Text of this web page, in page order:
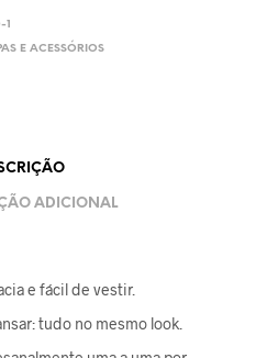
1
E ACESSÓRIOS
ADICIONAL
e fácil de vestir.
tudo no mesmo look.